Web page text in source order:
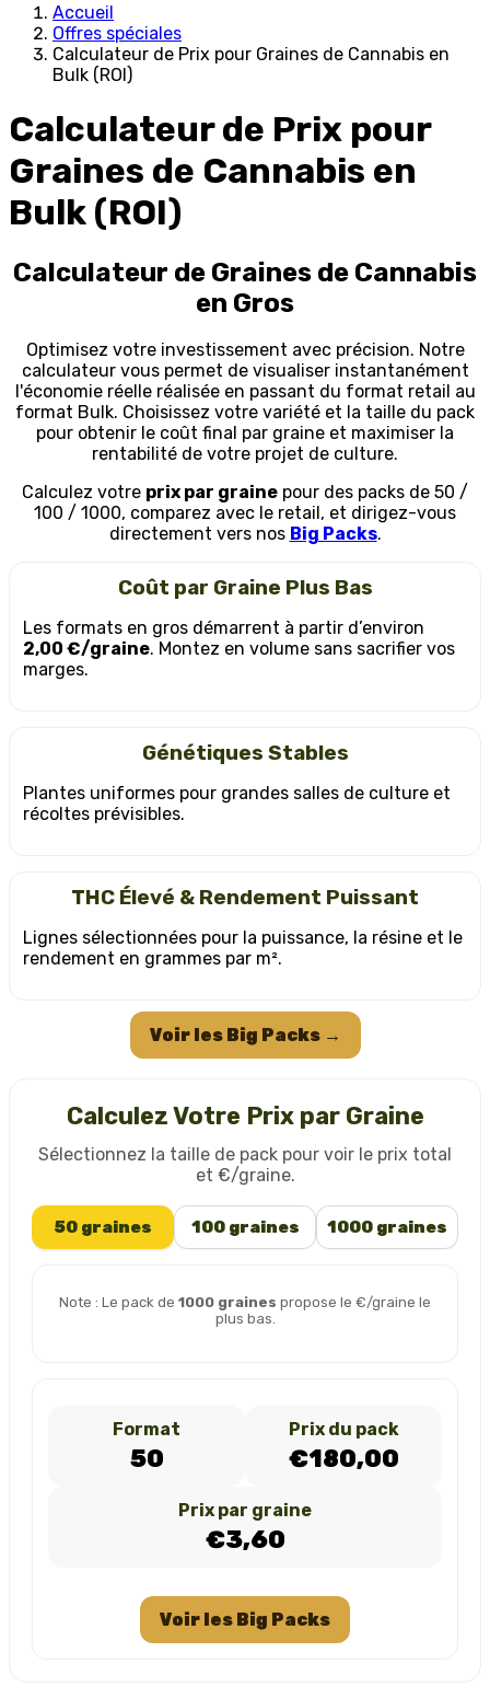
Accueil
Offres spéciales
Calculateur de Prix pour Graines de Cannabis en
Bulk (ROI)
Calculateur de Prix pour
Graines de Cannabis en
Bulk (ROI)
Calculateur de Graines de Cannabis
en Gros
Optimisez votre investissement avec précision. Notre
calculateur vous permet de visualiser instantanément
l'économie réelle réalisée en passant du format retail au
format Bulk. Choisissez votre variété et la taille du pack
pour obtenir le coût final par graine et maximiser la
rentabilité de votre projet de culture.
Calculez votre prix par graine pour des packs de 50 /
100 / 1000, comparez avec le retail, et dirigez-vous
directement vers nos Big Packs.
Coût par Graine Plus Bas
Les formats en gros démarrent à partir d’environ
2,00 €/graine. Montez en volume sans sacrifier vos
marges.
Génétiques Stables
Plantes uniformes pour grandes salles de culture et
récoltes prévisibles.
THC Élevé & Rendement Puissant
Lignes sélectionnées pour la puissance, la résine et le
rendement en grammes par m².
Voir les Big Packs →
Calculez Votre Prix par Graine
Sélectionnez la taille de pack pour voir le prix total
et €/graine.
50 graines 100 graines 1000 graines
Note : Le pack de 1000 graines propose le €/graine le
plus bas.
Format
50
Prix du pack
€180,00
Prix par graine
€3,60
Voir les Big Packs